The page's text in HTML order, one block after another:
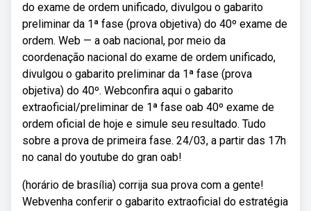
do exame de ordem unificado, divulgou o gabarito
preliminar da 1ª fase (prova objetiva) do 40º exame de
ordem. Web — a oab nacional, por meio da
coordenação nacional do exame de ordem unificado,
divulgou o gabarito preliminar da 1ª fase (prova
objetiva) do 40º. Webconfira aqui o gabarito
extraoficial/preliminar de 1ª fase oab 40º exame de
ordem oficial de hoje e simule seu resultado. Tudo
sobre a prova de primeira fase. 24/03, a partir das 17h
no canal do youtube do gran oab!
(horário de brasília) corrija sua prova com a gente!
Webvenha conferir o gabarito extraoficial do estratégia